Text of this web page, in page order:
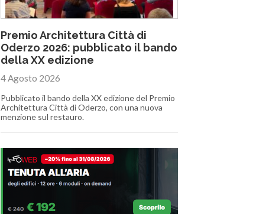
Premio Architettura Città di
Oderzo 2026: pubblicato il bando
della XX edizione
4 Agosto 2026
Pubblicato il bando della XX edizione del Premio
Architettura Città di Oderzo, con una nuova
menzione sul restauro.